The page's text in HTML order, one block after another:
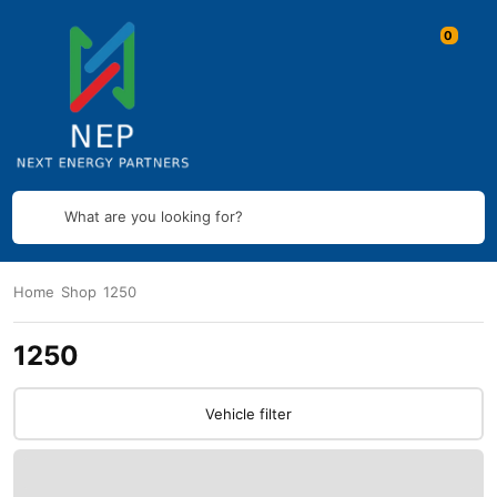
What are you looking for?
Home Shop 1250
1250
Vehicle filter